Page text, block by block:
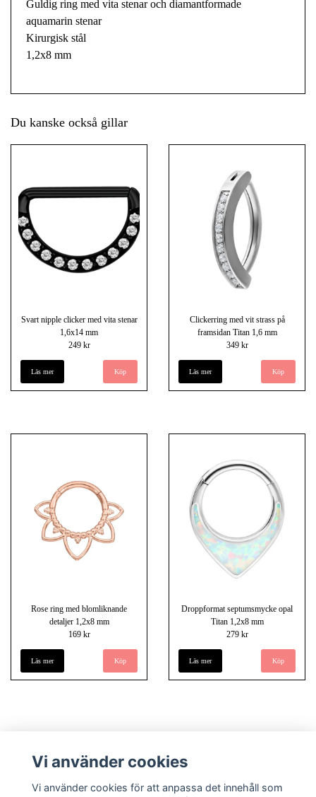
Guldig ring med vita stenar och diamantformade
aquamarin stenar
Kirurgisk stål
1,2x8 mm
Du kanske också gillar
Svart nipple clicker med vita stenar
1,6x14 mm
249 kr
Läs mer
Clickerring med vit strass på
framsidan Titan 1,6 mm
349 kr
Läs mer
Rose ring med blomliknande
detaljer 1,2x8 mm
169 kr
Läs mer
Droppformat septumsmycke opal
Titan 1,2x8 mm
279 kr
Läs mer
Vi använder cookies
Vi använder cookies för att anpassa det innehåll som